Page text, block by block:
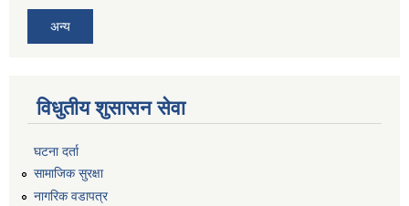
अन्य
विधुतीय शुसासन सेवा
घटना दर्ता
सामाजिक सुरक्षा
नागरिक वडापत्र